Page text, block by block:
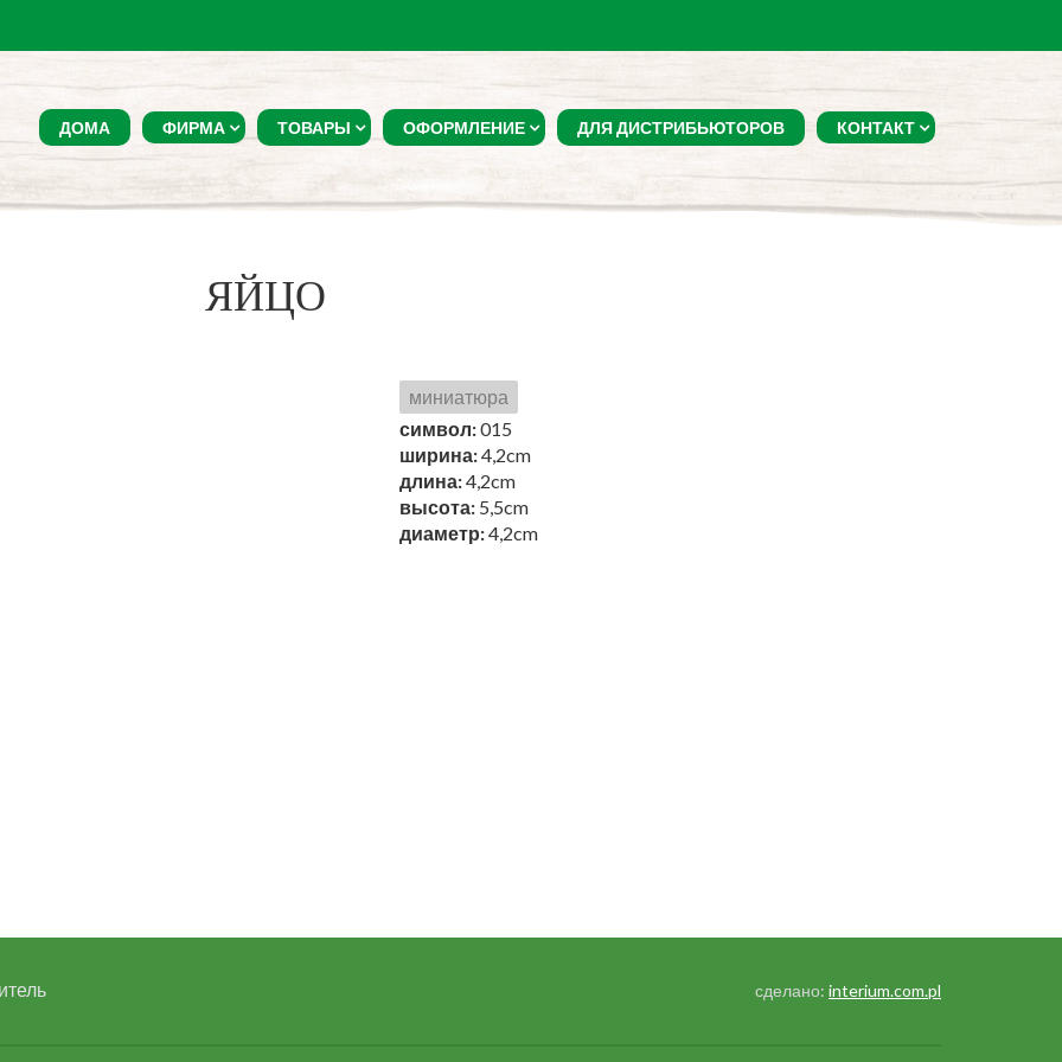
ДОМА ФИРМА ТОВАРЫ ОФОРМЛЕНИЕ ДЛЯ ДИСТРИБЬЮТОРОВ КОНТАКТ
ЯЙЦО
миниатюра
символ:015
ширина:4,2cm
длина:4,2cm
высота: 5,5cm
диаметр:4,2cm
сделано: interium.com.pl